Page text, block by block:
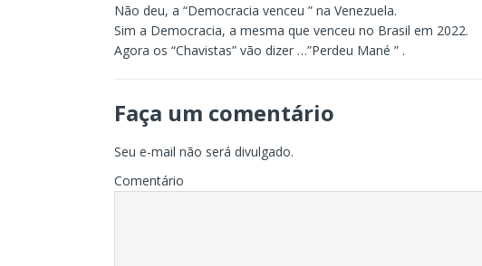
Não deu, a “Democracia venceu ” na Venezuela.
Sim a Democracia, a mesma que venceu no Brasil em 2022.
Agora os “Chavistas” vão dizer …”Perdeu Mané ” .
Faça um comentário
Seu e-mail não será divulgado.
Comentário